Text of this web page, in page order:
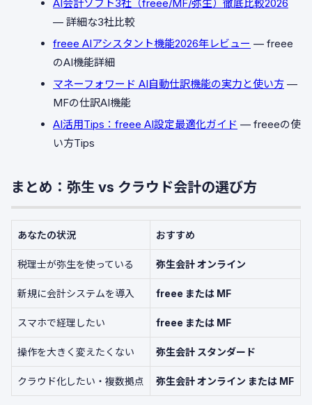
AI会計ソフト3社（freee/MF/弥生）徹底比較2026
— 詳細な3社比較
freee AIアシスタント機能2026年レビュー — freee
のAI機能詳細
マネーフォワード AI自動仕訳機能の実力と使い方 —
MFの仕訳AI機能
AI活用Tips：freee AI設定最適化ガイド — freeeの使
い方Tips
まとめ：弥生 vs クラウド会計の選び方
あなたの状況 おすすめ
税理士が弥生を使っている 弥生会計 オンライン
新規に会計システムを導入 freee または MF
スマホで経理したい freee または MF
操作を大きく変えたくない 弥生会計 スタンダード
クラウド化したい・複数拠点 弥生会計 オンライン または MF